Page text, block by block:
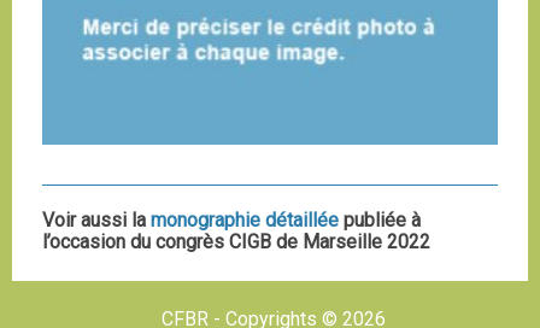
Voir aussi la monographie détaillée publiée à
l’occasion du congrès CIGB de Marseille 2022
CFBR - Copyrights © 2026